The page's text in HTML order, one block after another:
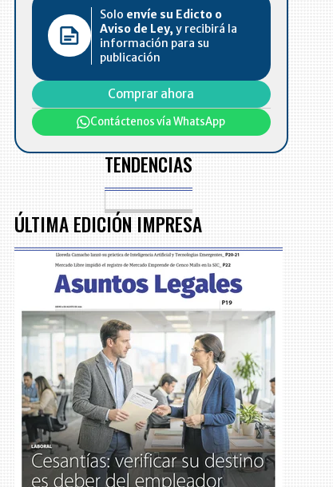
Solo envíe su Edicto o
Aviso de Ley, y recibirá la
información para su
publicación
Comprar ahora
Contáctenos vía WhatsApp
TENDENCIAS
ÚLTIMA EDICIÓN IMPRESA